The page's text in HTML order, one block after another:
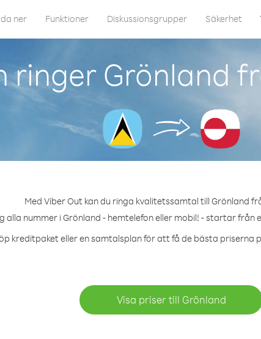
ner Funktioner Diskussionsgrupper Säkerhet
ringer Grönland
Med Viber Out kan du ringa kvalitetssamtal till Grönland
alla nummer i Grönland - hemtelefon eller mobil! - startar från
kreditpaket eller en samtalsplan för att få de bästa priserna
Visa priser till Grönland